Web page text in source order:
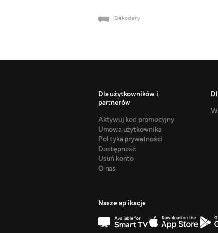
Dekodery
Dla użytkowników i
partnerów
Aktywuj kod promocyjny
Umowa użytkownika
Polityka prywatności
Dostępność
Usuń konto
O nas
Nasze aplikacje